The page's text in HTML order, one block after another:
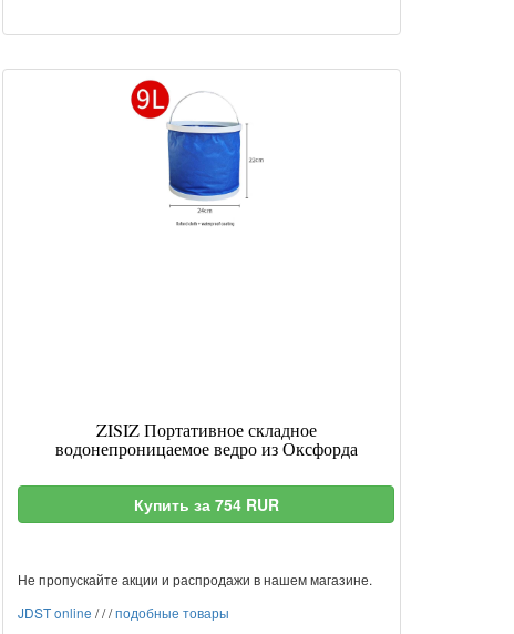
ZISIZ Портативное складное
водонепроницаемое ведро из Оксфорда
Купить за 754 RUR
Не пропускайте акции и распродажи в нашем магазине.
JDST online ///подобные товары